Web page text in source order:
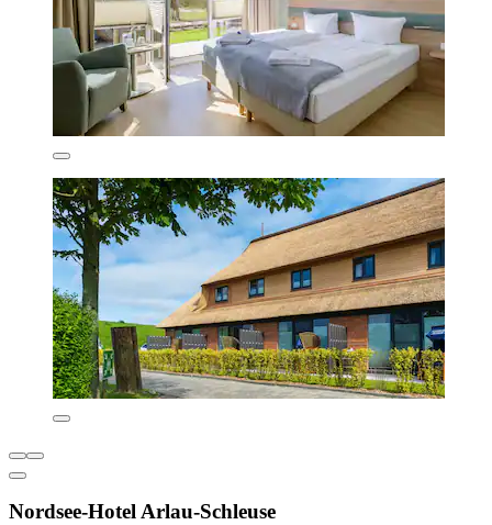
Nordsee-Hotel Arlau-Schleuse